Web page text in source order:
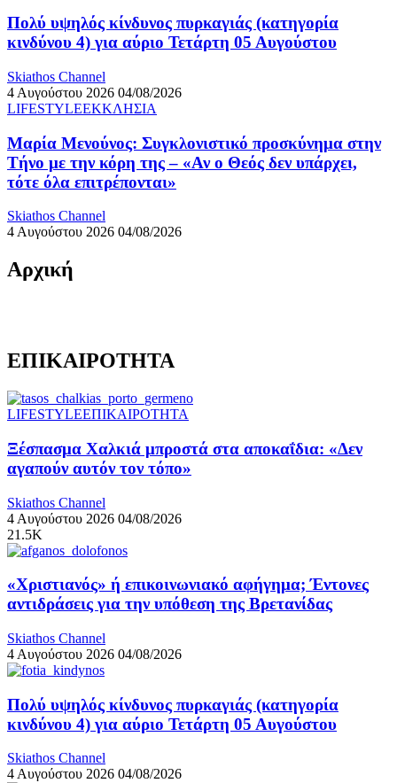
Πολύ υψηλός κίνδυνος πυρκαγιάς (κατηγορία
κινδύνου 4) για αύριο Τετάρτη 05 Αυγούστου
Skiathos Channel
4 Αυγούστου 2026 04/08/2026
LIFESTYLEΕΚΚΛΗΣΙΑ
Μαρία Μενούνος: Συγκλονιστικό προσκύνημα στην
Τήνο με την κόρη της – «Αν ο Θεός δεν υπάρχει,
τότε όλα επιτρέπονται»
Skiathos Channel
4 Αυγούστου 2026 04/08/2026
Αρχική
ΕΠΙΚΑΙΡΟΤΗΤΑ
LIFESTYLEΕΠΙΚΑΙΡΟΤΗΤΑ
Ξέσπασμα Χαλκιά μπροστά στα αποκαΐδια: «Δεν
αγαπούν αυτόν τον τόπο»
Skiathos Channel
4 Αυγούστου 2026 04/08/2026
21.5K
«Χριστιανός» ή επικοινωνιακό αφήγημα; Έντονες
αντιδράσεις για την υπόθεση της Βρετανίδας
Skiathos Channel
4 Αυγούστου 2026 04/08/2026
Πολύ υψηλός κίνδυνος πυρκαγιάς (κατηγορία
κινδύνου 4) για αύριο Τετάρτη 05 Αυγούστου
Skiathos Channel
4 Αυγούστου 2026 04/08/2026